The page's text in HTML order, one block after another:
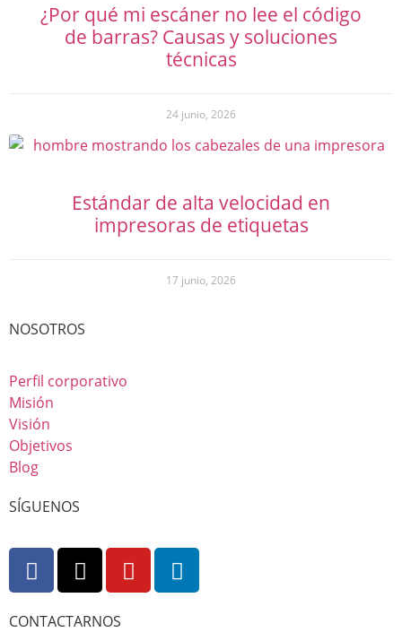
¿Por qué mi escáner no lee el código
de barras? Causas y soluciones
técnicas
24 junio, 2026
Estándar de alta velocidad en
impresoras de etiquetas
17 junio, 2026
NOSOTROS
Perfil corporativo
Misión
Visión
Objetivos
Blog
SÍGUENOS
CONTACTARNOS